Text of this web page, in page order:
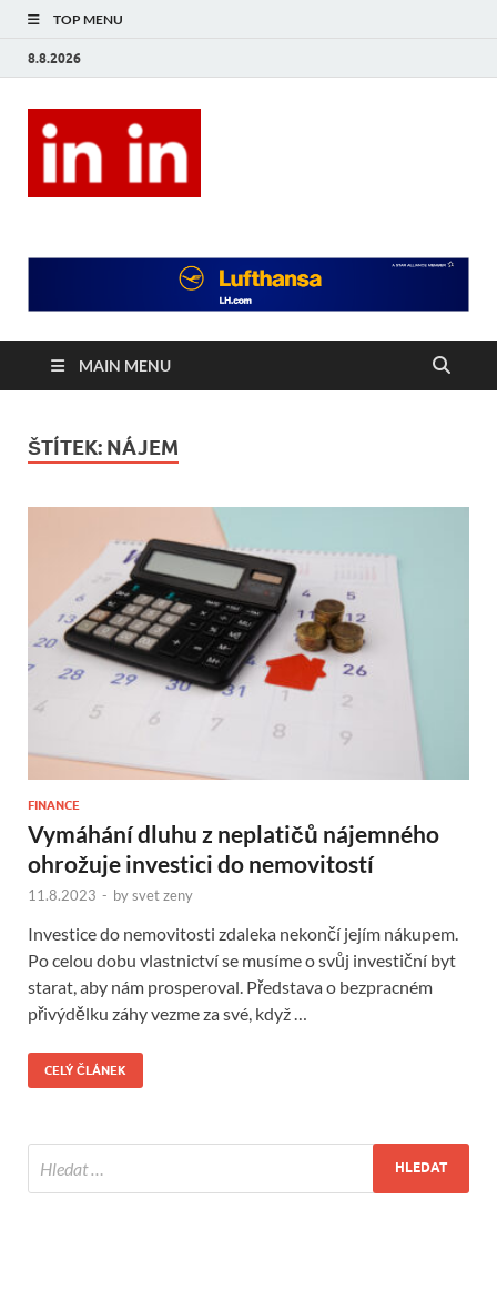
TOP MENU
8.8.2026
MAIN MENU
ŠTÍTEK: NÁJEM
FINANCE
Vymáhání dluhu z neplatičů nájemného
ohrožuje investici do nemovitostí
11.8.2023 - bysvet zeny
Investice do nemovitosti zdaleka nekončí jejím nákupem.
Po celou dobu vlastnictví se musíme o svůj investiční byt
starat, aby nám prosperoval. Představa o bezpracném
přivýdělku záhy vezme za své, když …
CELÝ ČLÁNEK